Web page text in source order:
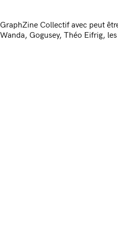
GraphZine Collectif avec peut
Wanda, Gogusey, Théo Eifrig,